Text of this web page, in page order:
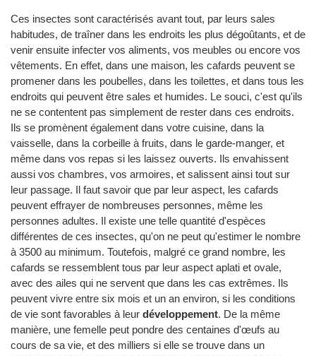
Ces insectes sont caractérisés avant tout, par leurs sales
habitudes, de traîner dans les endroits les plus dégoûtants, et de
venir ensuite infecter vos aliments, vos meubles ou encore vos
vêtements. En effet, dans une maison, les cafards peuvent se
promener dans les poubelles, dans les toilettes, et dans tous les
endroits qui peuvent être sales et humides. Le souci, c'est qu'ils
ne se contentent pas simplement de rester dans ces endroits.
Ils se promènent également dans votre cuisine, dans la
vaisselle, dans la corbeille à fruits, dans le garde-manger, et
même dans vos repas si les laissez ouverts. Ils envahissent
aussi vos chambres, vos armoires, et salissent ainsi tout sur
leur passage. Il faut savoir que par leur aspect, les cafards
peuvent effrayer de nombreuses personnes, même les
personnes adultes. Il existe une telle quantité d'espèces
différentes de ces insectes, qu'on ne peut qu'estimer le nombre
à 3500 au minimum. Toutefois, malgré ce grand nombre, les
cafards se ressemblent tous par leur aspect aplati et ovale,
avec des ailes qui ne servent que dans les cas extrêmes. Ils
peuvent vivre entre six mois et un an environ, si les conditions
de vie sont favorables à leur développement. De la même
manière, une femelle peut pondre des centaines d'œufs au
cours de sa vie, et des milliers si elle se trouve dans un